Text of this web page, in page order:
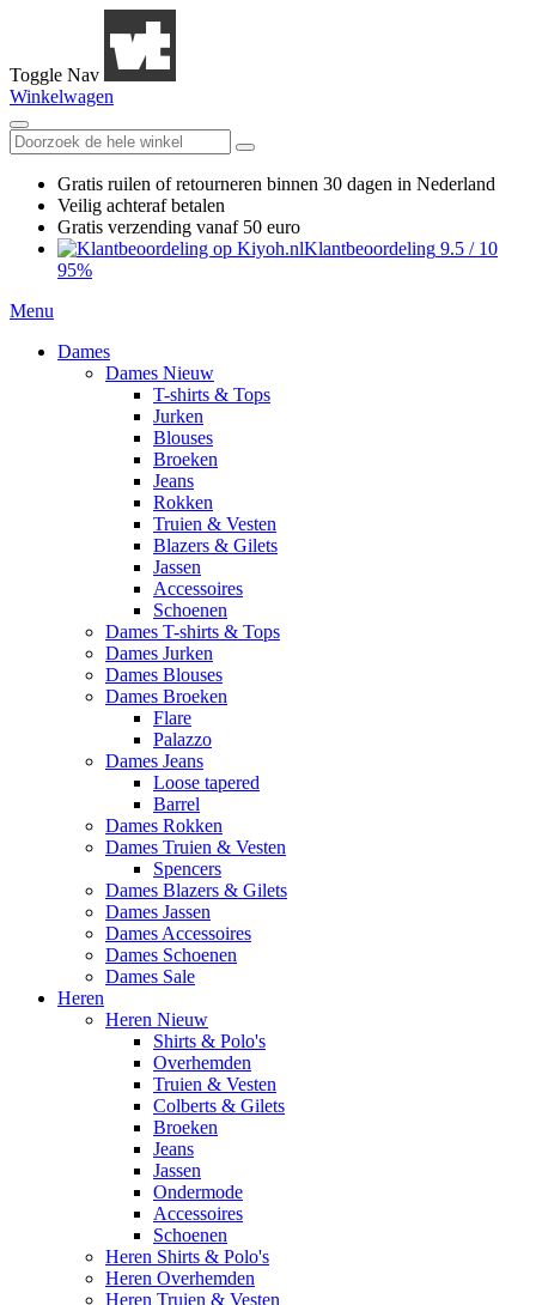
Toggle Nav
Winkelwagen
Gratis ruilen of retourneren binnen 30 dagen in Nederland
Veilig achteraf betalen
Gratis verzending vanaf 50 euro
Klantbeoordeling 9.5 / 10
95%
Menu
Dames
Dames Nieuw
T-shirts & Tops
Jurken
Blouses
Broeken
Jeans
Rokken
Truien & Vesten
Blazers & Gilets
Jassen
Accessoires
Schoenen
Dames T-shirts & Tops
Dames Jurken
Dames Blouses
Dames Broeken
Flare
Palazzo
Dames Jeans
Loose tapered
Barrel
Dames Rokken
Dames Truien & Vesten
Spencers
Dames Blazers & Gilets
Dames Jassen
Dames Accessoires
Dames Schoenen
Dames Sale
Heren
Heren Nieuw
Shirts & Polo's
Overhemden
Truien & Vesten
Colberts & Gilets
Broeken
Jeans
Jassen
Ondermode
Accessoires
Schoenen
Heren Shirts & Polo's
Heren Overhemden
Heren Truien & Vesten